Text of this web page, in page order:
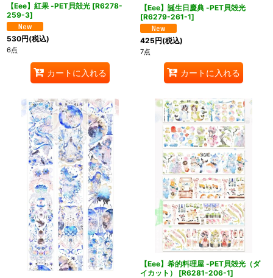
【Eee】紅果 -PET貝殻光 [R6278-
259-3]
530円(税込)
6点
カートに入れる
【Eee】誕生日慶典 -PET貝殻光
[R6279-261-1]
425円(税込)
7点
カートに入れる
【Eee】希的料理屋 -PET貝殻光（ダ
イカット）
[R6281-206-1]